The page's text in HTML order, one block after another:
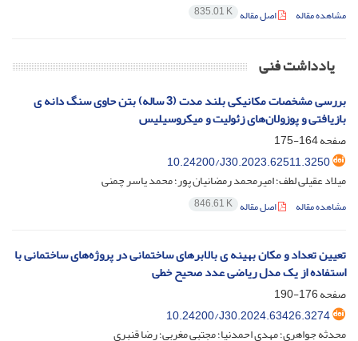
مشاهده مقاله اصل مقاله 835.01 K
یادداشت فنی
بررسی مشخصات مکانیکی بلند مدت (3 ساله) بتن حاوی سنگ دانه ی
بازیافتی و پوزولان‌های زئولیت و میکروسیلیس
صفحه164-175
10.24200/J30.2023.62511.3250
میلاد عقیلی لطف؛ امیرمحمد رمضانیان پور؛ محمد یاسر چمنی
مشاهده مقاله اصل مقاله 846.61 K
تعیین تعداد و مکان بهینه ی بالابرهای ساختمانی در پروژه‌های ساختمانی با
استفاده از یک مدل ریاضی عدد صحیح خطی
صفحه176-190
10.24200/J30.2024.63426.3274
محدثه جواهری؛ مهدی احمدنیا؛ مجتبی مغربی؛ رضا قنبری